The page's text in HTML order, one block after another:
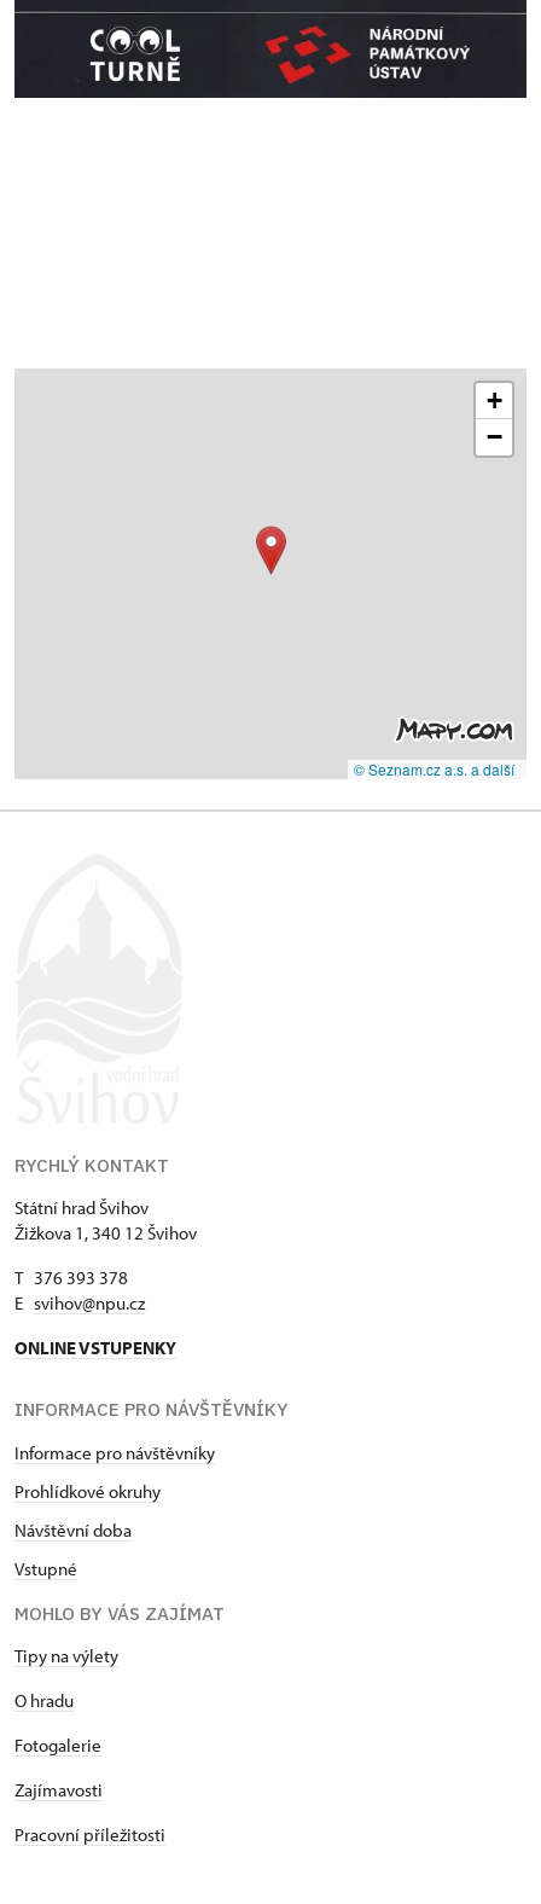
+
−
© Seznam.cz a.s. a další
RYCHLÝ KONTAKT
Státní hrad Švihov
Žižkova 1, 340 12 Švihov
T 376 393 378
E svihov@npu.cz
ONLINE VSTUPENKY
INFORMACE PRO NÁVŠTĚVNÍKY
Informace pro návštěvníky
Prohlídkové okruhy
Návštěvní doba
Vstupné
MOHLO BY VÁS ZAJÍMAT
Tipy na výlety
O hradu
Fotogalerie
Zajímavosti
Pracovní příležitosti